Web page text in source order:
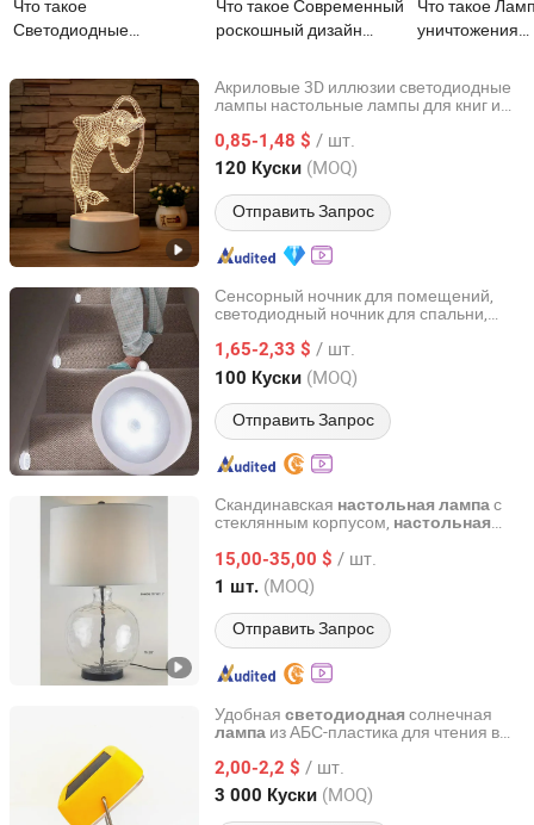
Что такое
Светодиодные
простые тканевые
шаббатные настенные
лампы для отеля
Что такое Современный
роскошный дизайн
светильника с LED
кристаллом для стен,
прикроватный
интерьерный свет,
освещение для
гостиной, домашний
декор, современная
настенная лампа
(B003)
Что такое
уничтожения
ловушка для
Акриловые 3D иллюзии светодиодные
лампы настольные лампы для книг и
лампы для внутреннего освещения
комнаты
0,85-1,48 $ / шт.
120 Куски (MOQ)
Отправить Запрос
Shanghai Lanyou Lighting Co., Ltd.
Anhui, China с 2023
Сенсорный ночник для помещений,
светодиодный ночник для спальни,
подвала, лестницы, коридора, углов
1,65-2,33 $ / шт.
100 Куски (MOQ)
Отправить Запрос
HANGZHOU XINMENGYANG ELECTRIC CO., LTD.
Zhejiang, China с 2018
Скандинавская настольная лампас
стеклянным корпусом, настольная
освещение, декоративные светильники
для комнат,светодиодная
кристальная
15,00-35,00 $ / шт.
1 шт. (MOQ)
Отправить Запрос
Zhongshan Greaton Lighting Technology Co., Ltd.
Guangdong, China с 2023
Удобная светодиодная солнечная
лампа из АБС-пластика для чтения в
2,00-2,2 $ / шт.
3 000 Куски (MOQ)
Qingdao Sunshine New Energy Co., Ltd.
Shandong, China с 2014